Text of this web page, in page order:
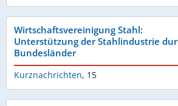
Wirtschaftsvereinigung Stahl:
Unterstützung der Stahlindustrie
Bundesländer
Kurznachrichten, 15